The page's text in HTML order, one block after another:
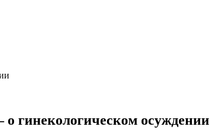
гинекологическом осуждении